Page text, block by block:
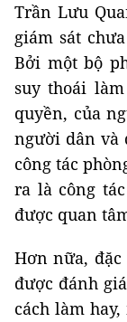
Trần Lưu
giám sát
Bởi một bộ
suy thoái
quyền, của
người dân và
công tác
ra là công
được quan
Hơn nữa,
được đánh
cách làm